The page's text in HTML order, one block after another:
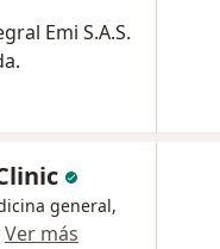
Emi S.A.S.
general,
Ver más